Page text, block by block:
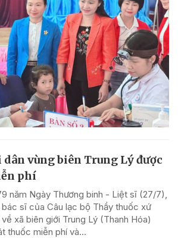
vùng biên Trung Lý được
phí
năm Ngày Thương binh - Liệt sĩ (27/7),
bác sĩ của Câu lạc bộ Thầy thuốc xứ
xã biên giới Trung Lý (Thanh Hóa)
thuốc miễn phí và...